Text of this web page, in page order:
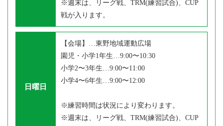
※週末は、リーグ戦、TRM(練習試合)、CUP
戦が入ります。
日曜日
【会場】…東野地域運動広場
園児・小学1年生…9:00〜10:30
小学2〜3年生…9:00〜11:00
小学4〜6年生…9:00〜12:00
※練習時間は状況により変わります。
※週末は、リーグ戦、TRM(練習試合)、CUP